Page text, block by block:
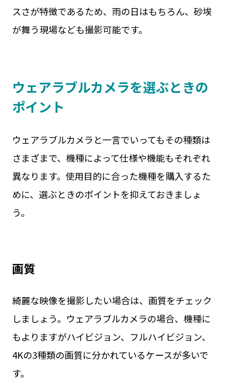
スさが特徴であるため、雨の日はもちろん、砂埃
が舞う現場なども撮影可能です。
ウェアラブルカメラを選ぶときの
ポイント
ウェアラブルカメラと一言でいってもその種類は
さまざまで、機種によって仕様や機能もそれぞれ
異なります。使用目的に合った機種を購入するた
めに、選ぶときのポイントを抑えておきましょ
う。
画質
綺麗な映像を撮影したい場合は、画質をチェック
しましょう。ウェアラブルカメラの場合、機種に
もよりますがハイビジョン、フルハイビジョン、
4Kの3種類の画質に分かれているケースが多いで
す。